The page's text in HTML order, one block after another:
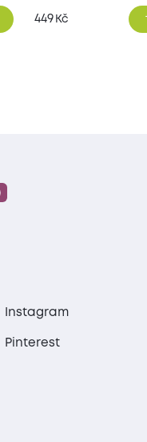
449 Kč
Instagram
Pinterest